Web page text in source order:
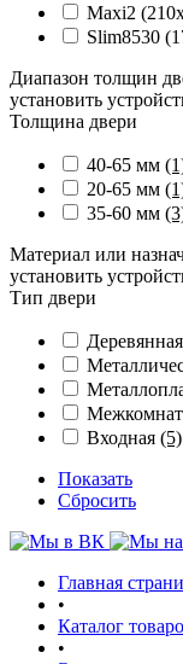
Maxi2
Slim8530
Диапазон толщин
установить
Толщина двери
40-65 мм
20-65 мм
35-60 мм
Материал или
установить
Тип двери
Деревянная
Входная (5)
Показать
Сбросить
Главная
•
Каталог
•